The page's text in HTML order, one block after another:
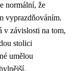
normální, že
vyprazdňováním.
v závislosti na tom,
stolici
umělou